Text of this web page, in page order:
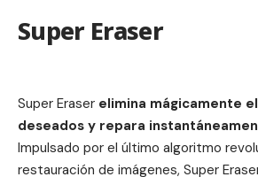
Super Eraser
Super Eraser elimina mágicamente
deseados y repara
Impulsado por el último algoritmo
restauración de imágenes, Super